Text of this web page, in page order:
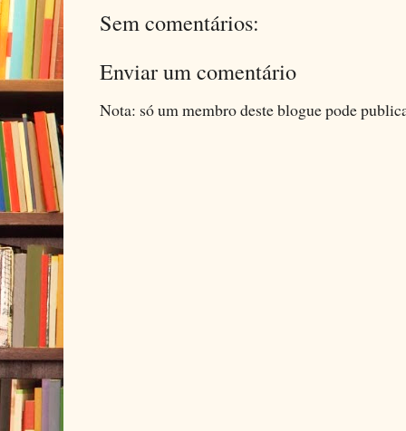
Sem comentários:
Enviar um comentário
Nota: só um membro deste blogue pode